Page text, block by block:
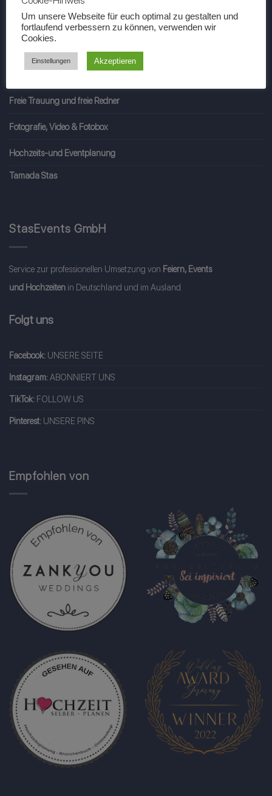
Entertainment (Tamada & Musik)
Freie Trauung und freie Redner
Fotografie, Video & Fotobox
Hochzeits-und Eventplanung
Tamada Stas
StasEvents GmbH
Service zur professionellen Umsetzung von Feiern, Events
und Hochzeiten in Deutschland und im Ausland.
Folgt uns
Facebook: UNSERE SEITE
Instagram:ABONNIERT UNS
TikTok: FOLLOW US
Pinterest: UNSERE PINS
Empfohlen von
Um unsere Webseite für euch optimal zu gestalten und
fortlaufend verbessern zu können, verwenden wir
Cookies.
Einstellungen Akzeptieren